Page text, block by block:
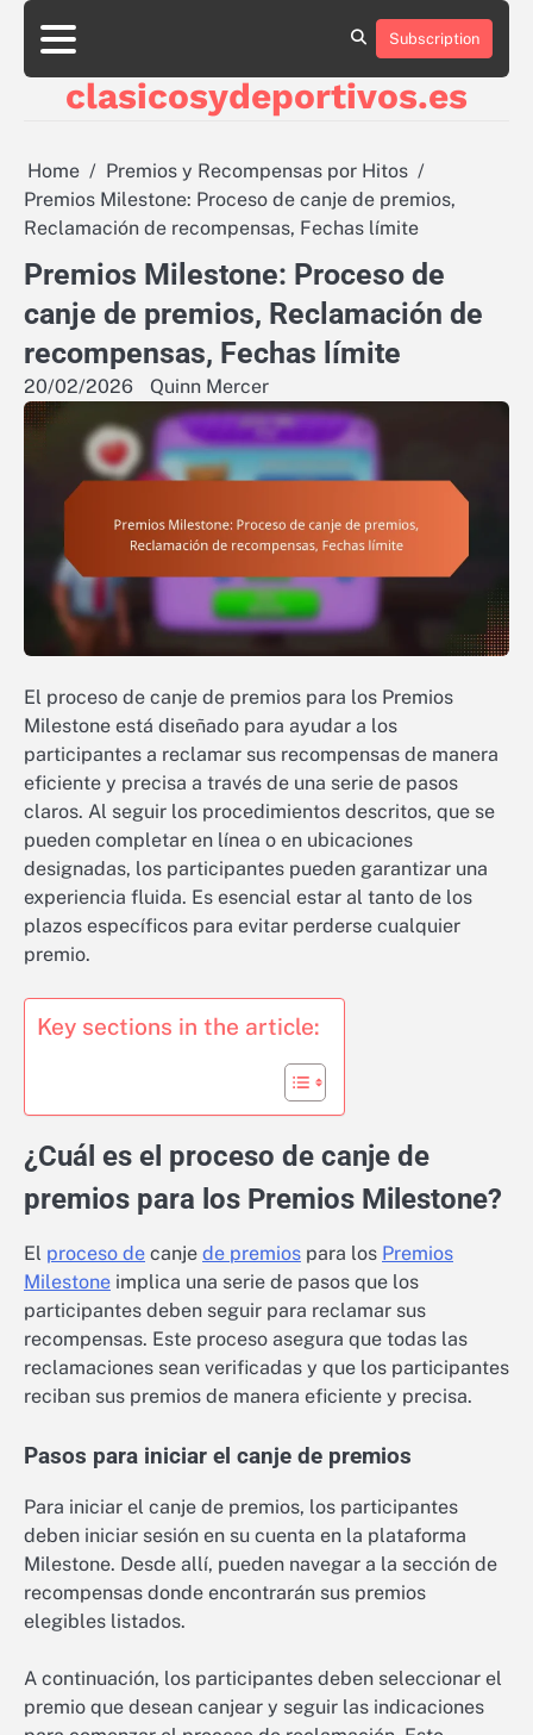
Skip
content
About
Contact
Cookie
Privacy
Sitemap
Terms
Conditions
Subscription
clasicosydeportivos.es
Home
Premios y Recompensas por Hitos
Premios Milestone: Proceso de canje de premios,
Reclamación de recompensas, Fechas límite
Premios Milestone: Proceso de
canje de premios, Reclamación de
recompensas, Fechas límite
20/02/2026 Quinn Mercer
El proceso de canje de premios para los Premios
Milestone está diseñado para ayudar a los
participantes a reclamar sus recompensas de manera
eficiente y precisa a través de una serie de pasos
claros. Al seguir los procedimientos descritos, que se
pueden completar en línea o en ubicaciones
designadas, los participantes pueden garantizar una
experiencia fluida. Es esencial estar al tanto de los
plazos específicos para evitar perderse cualquier
premio.
Key sections in the article:
¿Cuál es el proceso de canje de
premios para los Premios Milestone?
El proceso de canje de premios para los Premios
Milestone implica una serie de pasos que los
participantes deben seguir para reclamar sus
recompensas. Este proceso asegura que todas las
reclamaciones sean verificadas y que los participantes
reciban sus premios de manera eficiente y precisa.
Pasos para iniciar el canje de premios
Para iniciar el canje de premios, los participantes
deben iniciar sesión en su cuenta en la plataforma
Milestone. Desde allí, pueden navegar a la sección de
recompensas donde encontrarán sus premios
elegibles listados.
A continuación, los participantes deben seleccionar el
premio que desean canjear y seguir las indicaciones